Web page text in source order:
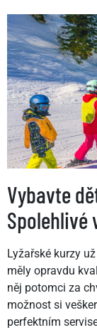
Vybavte
Spolehlivé
Lyžařské kurzy
měly opravdu
něj potomci za
možnost si
perfektním